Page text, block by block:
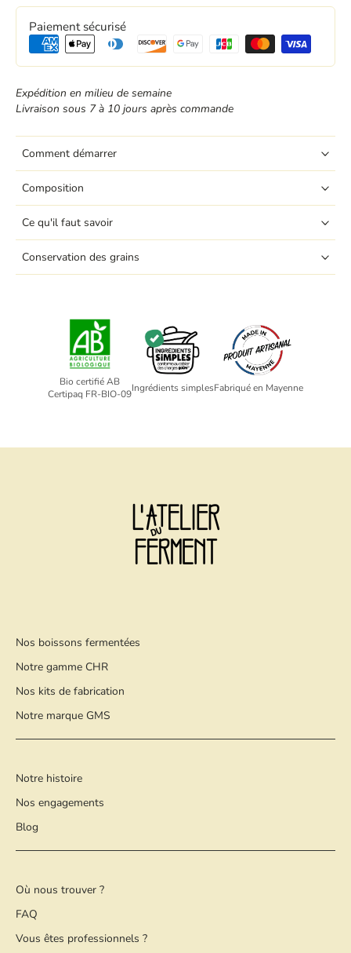
Paiement sécurisé
Expédition en milieu de semaine
Livraison sous 7 à 10 jours après commande
Comment démarrer
Composition
Ce qu'il faut savoir
Conservation des grains
Bio certifié AB
Certipaq FR-BIO-09Ingrédients simplesFabriqué en Mayenne
Nos boissons fermentées
Notre gamme CHR
Nos kits de fabrication
Notre marque GMS
Notre histoire
Nos engagements
Blog
Où nous trouver ?
FAQ
Vous êtes professionnels ?